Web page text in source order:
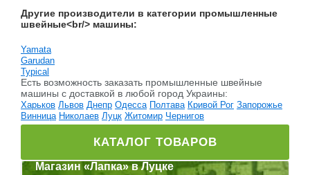
Другие производители в категории промышленные
швейные<br/> машины:
Yamata
Garudan
Typical
Есть возможность заказать промышленные швейные
машины c доставкой в любой город Украины:
Харьков Львов Днепр Одесса Полтава Кривой Рог Запорожье
Винница Николаев Луцк Житомир Чернигов
КАТАЛОГ ТОВАРОВ
Магазин «Лапка» в Луцке